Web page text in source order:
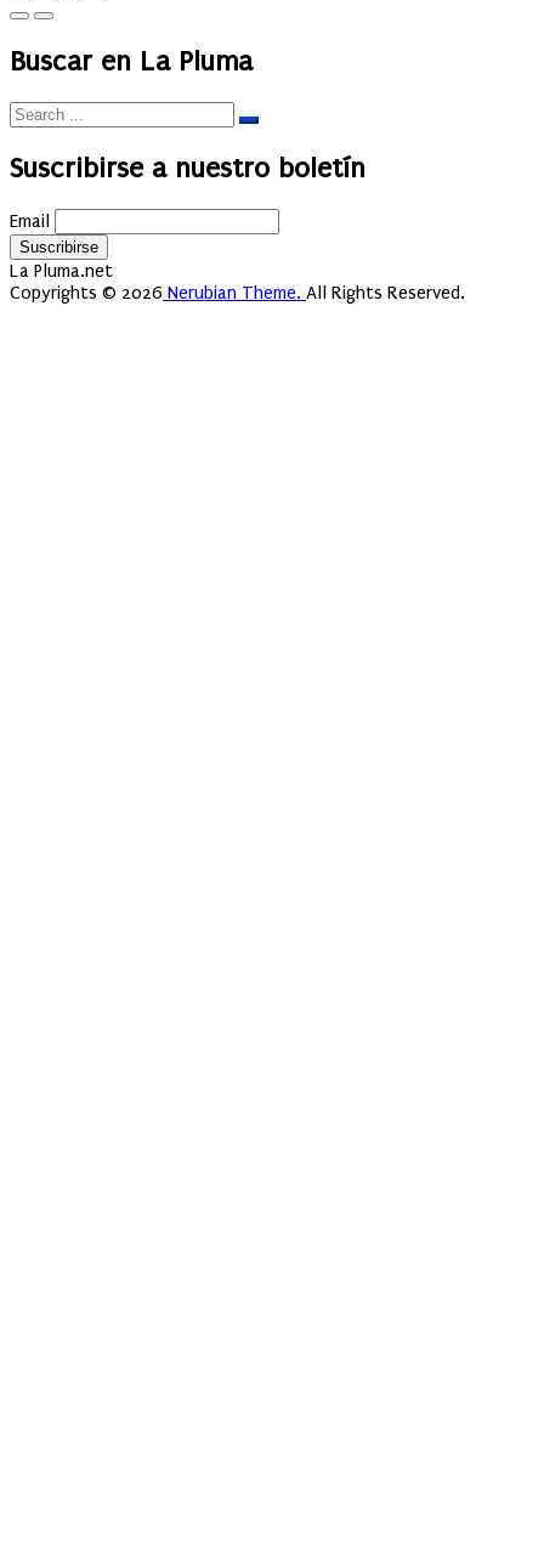
Buscar en La Pluma
Suscribirse a nuestro boletín
Email
La Pluma.net
Copyrights © 2026 Nerubian Theme. All Rights Reserved.